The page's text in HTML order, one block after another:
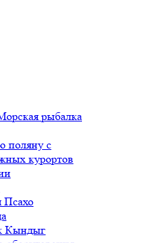
рыбалка
поляну с
курортов
Псахо
Кындыг